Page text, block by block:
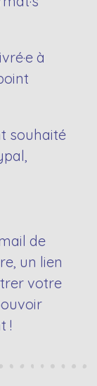
à
souhaité
de
un lien
votre
!